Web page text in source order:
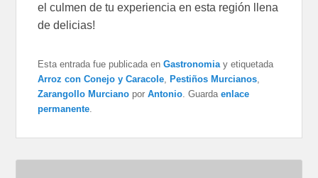
el culmen de tu experiencia en esta región llena
de delicias!
Esta entrada fue publicada enGastronomia y etiquetada
Arroz con Conejo y Caracole
Pestiños Murcianos
Zarangollo Murciano porAntonio . Guardaenlace
permanente